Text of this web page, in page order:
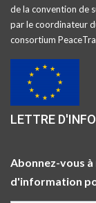
de la convention de
par le coordinateur
consortium
LETTRE
Abonnez-vous
d'information